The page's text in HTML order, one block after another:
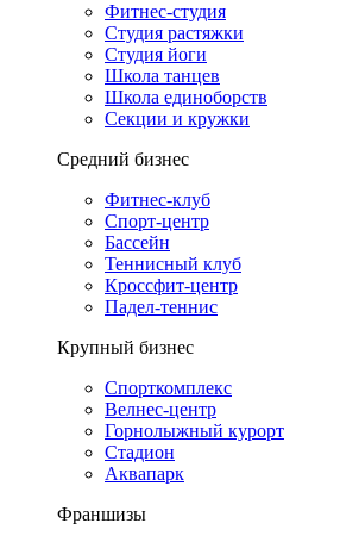
Фитнес-студия
Студия растяжки
Студия йоги
Школа танцев
Школа единоборств
Секции и кружки
Средний бизнес
Фитнес-клуб
Спорт-центр
Бассейн
Теннисный клуб
Кроссфит-центр
Падел-теннис
Крупный бизнес
Спорткомплекс
Велнес-центр
Горнолыжный курорт
Стадион
Аквапарк
Франшизы